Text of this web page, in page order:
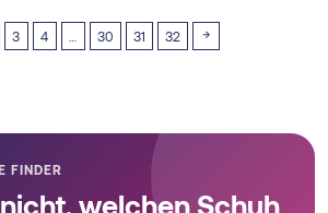
has
multiple
options
3 4 30 31 32 →
FINDER
welchen Schuh